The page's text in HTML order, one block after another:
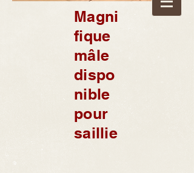
Magni
fique
mâle
dispo
nible
pour
saillie